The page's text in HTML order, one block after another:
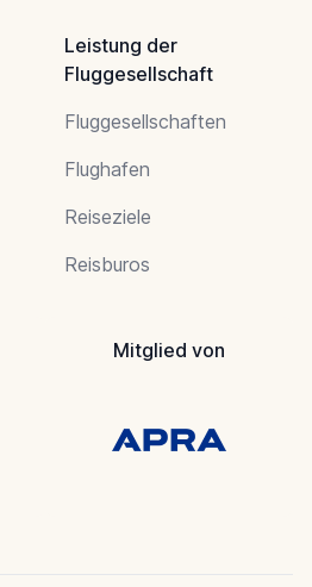
Leistung der
Fluggesellschaft
Fluggesellschaften
Flughafen
Reiseziele
Reisburos
Mitglied von